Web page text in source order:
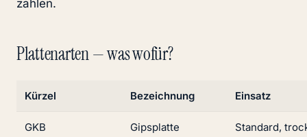
zahlen.
Plattenarten — was wofür?
Kürzel Bezeichnung Einsatz
GKB Gipsplatte
Standard,